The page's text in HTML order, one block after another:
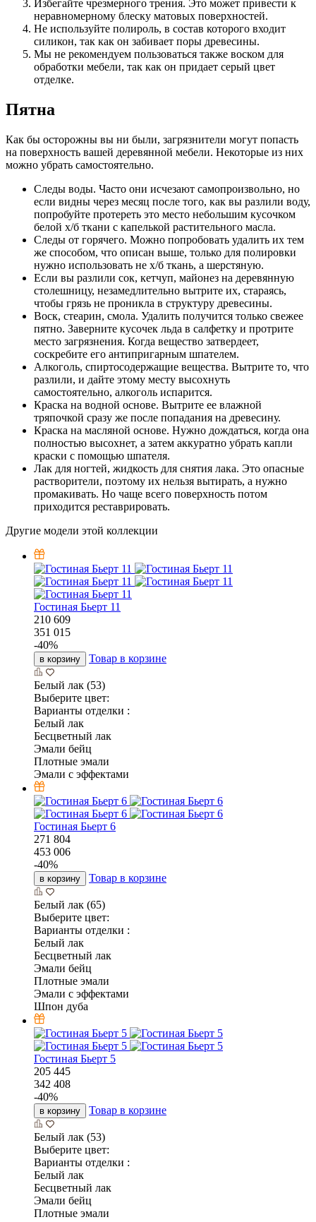
Избегайте чрезмерного трения. Это может привести к
неравномерному блеску матовых поверхностей.
Не используйте полироль, в состав которого входит
силикон, так как он забивает поры древесины.
Мы не рекомендуем пользоваться также воском для
обработки мебели, так как он придает серый цвет
отделке.
Пятна
Как бы осторожны вы ни были, загрязнители могут попасть
на поверхность вашей деревянной мебели. Некоторые из них
можно убрать самостоятельно.
Следы воды. Часто они исчезают самопроизвольно, но
если видны через месяц после того, как вы разлили воду,
попробуйте протереть это место небольшим кусочком
белой х/б ткани с капелькой растительного масла.
Следы от горячего. Можно попробовать удалить их тем
же способом, что описан выше, только для полировки
нужно использовать не х/б ткань, а шерстяную.
Если вы разлили сок, кетчуп, майонез на деревянную
столешницу, незамедлительно вытрите их, стараясь,
чтобы грязь не проникла в структуру древесины.
Воск, стеарин, смола. Удалить получится только свежее
пятно. Заверните кусочек льда в салфетку и протрите
место загрязнения. Когда вещество затвердеет,
соскребите его антипригарным шпателем.
Алкоголь, спиртосодержащие вещества. Вытрите то, что
разлили, и дайте этому месту высохнуть
самостоятельно, алкоголь испарится.
Краска на водной основе. Вытрите ее влажной
тряпочкой сразу же после попадания на древесину.
Краска на масляной основе. Нужно дождаться, когда она
полностью высохнет, а затем аккуратно убрать капли
краски с помощью шпателя.
Лак для ногтей, жидкость для снятия лака. Это опасные
растворители, поэтому их нельзя вытирать, а нужно
промакивать. Но чаще всего поверхность потом
приходится реставрировать.
Другие модели этой коллекции
Гостиная Бьерт 11
210 609
351 015
-40%
в корзину Товар в корзине
Белый лак (53)
Выберите цвет:
Варианты отделки :
Белый лак
Бесцветный лак
Эмали бейц
Плотные эмали
Эмали с эффектами
Гостиная Бьерт 6
271 804
453 006
-40%
в корзину Товар в корзине
Белый лак (65)
Выберите цвет:
Варианты отделки :
Белый лак
Бесцветный лак
Эмали бейц
Плотные эмали
Эмали с эффектами
Шпон дуба
Гостиная Бьерт 5
205 445
342 408
-40%
в корзину Товар в корзине
Белый лак (53)
Выберите цвет:
Варианты отделки :
Белый лак
Бесцветный лак
Эмали бейц
Плотные эмали